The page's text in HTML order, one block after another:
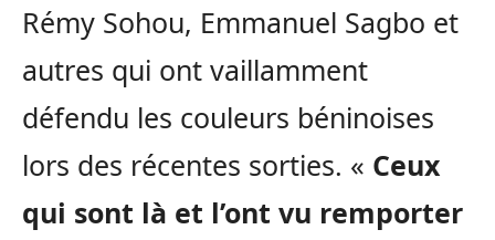
Rémy Sohou, Emmanuel Sagbo et
autres qui ont vaillamment
défendu les couleurs béninoises
lors des récentes sorties. « Ceux
qui sont là et l’ont vu remporter